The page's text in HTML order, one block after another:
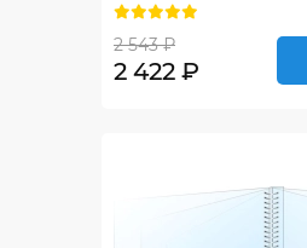
2 543 ₽
2 422 ₽